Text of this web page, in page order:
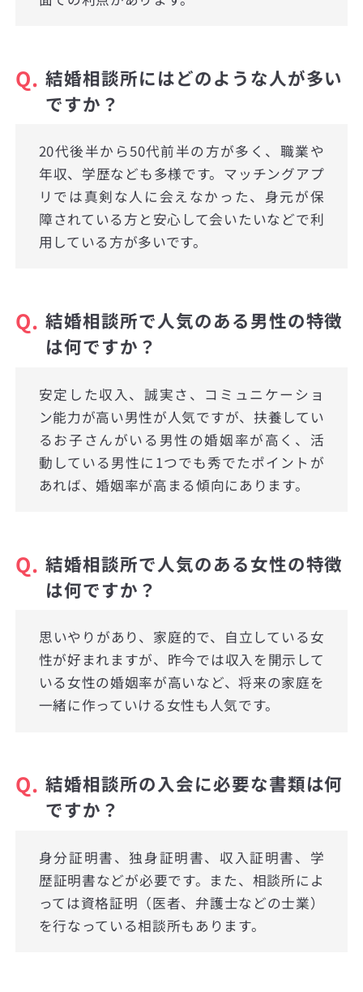
Q. 結婚相談所にはどのような人が多い
ですか？
20代後半から50代前半の方が多く、職業や
年収、学歴なども多様です。マッチングアプ
リでは真剣な人に会えなかった、身元が保
障されている方と安心して会いたいなどで利
用している方が多いです。
Q. 結婚相談所で人気のある男性の特徴
は何ですか？
安定した収入、誠実さ、コミュニケーショ
ン能力が高い男性が人気ですが、扶養してい
るお子さんがいる男性の婚姻率が高く、活
動している男性に1つでも秀でたポイントが
あれば、婚姻率が高まる傾向にあります。
Q. 結婚相談所で人気のある女性の特徴
は何ですか？
思いやりがあり、家庭的で、自立している女
性が好まれますが、昨今では収入を開示して
いる女性の婚姻率が高いなど、将来の家庭を
一緒に作っていける女性も人気です。
Q. 結婚相談所の入会に必要な書類は何
ですか？
身分証明書、独身証明書、収入証明書、学
歴証明書などが必要です。また、相談所によ
っては資格証明（医者、弁護士などの士業）
を行なっている相談所もあります。